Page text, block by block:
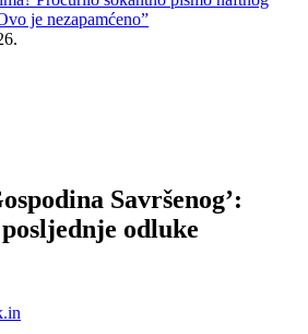
je nezapamćeno”
Savršenog’:
odluke